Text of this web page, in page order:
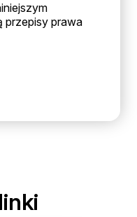
przepisy prawa